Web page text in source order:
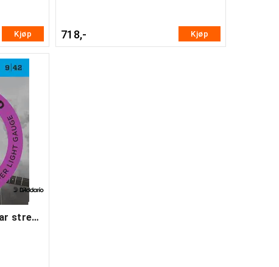
Kjøp 718,- Kjøp
D'Addario EXL120 El. gitar strenger